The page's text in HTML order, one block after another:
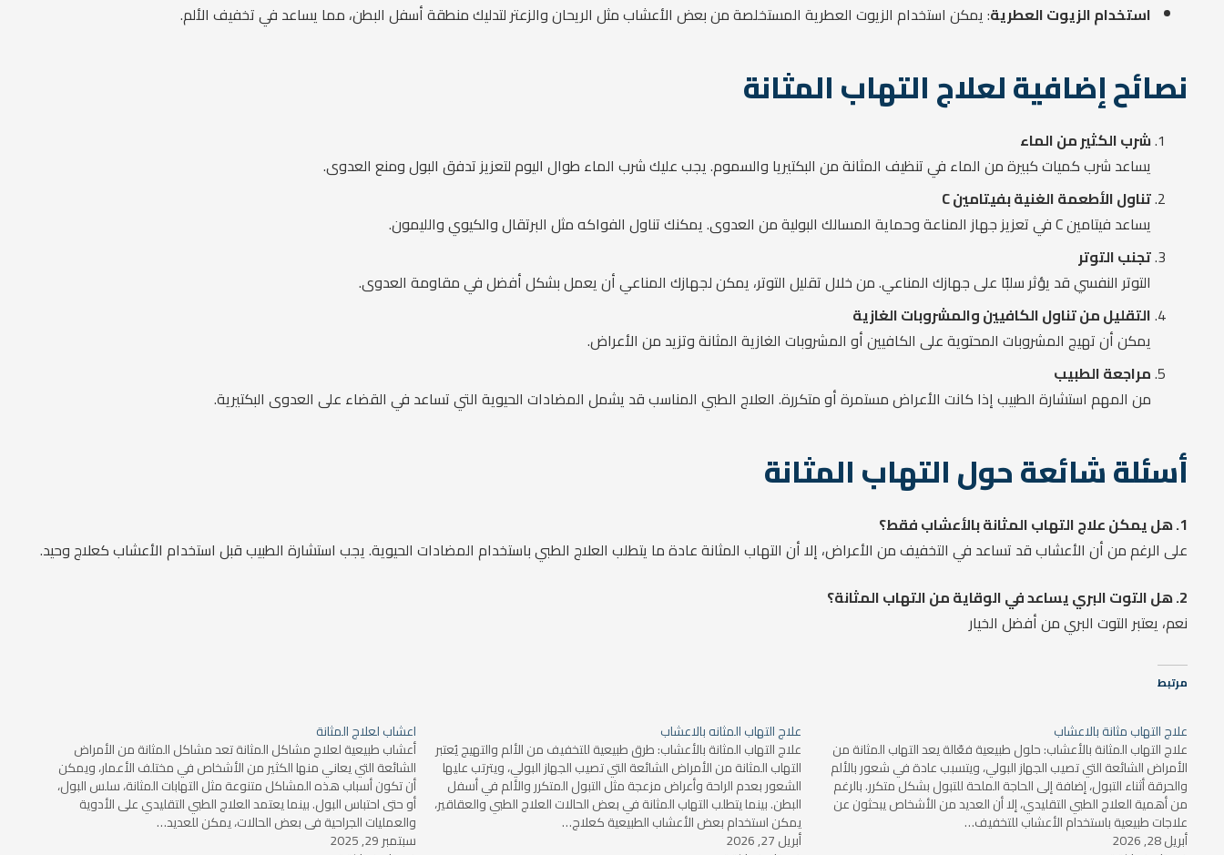
استخدام الزيوت العطرية: يمكن استخدام الزيوت العطرية المستخلصة من بعض الأعشاب مثل الريحان والزعتر لتدليك منطقة أسفل البطن، مما يساعد في تخفيف الألم.
نصائح إضافية لعلاج التهاب المثانة
شرب الكثير من الماء
يساعد شرب كميات كبيرة من الماء في تنظيف المثانة من البكتيريا والسموم. يجب عليك شرب الماء طوال اليوم لتعزيز تدفق البول ومنع العدوى.
تناول الأطعمة الغنية بفيتامين C
يساعد فيتامين C في تعزيز جهاز المناعة وحماية المسالك البولية من العدوى. يمكنك تناول الفواكه مثل البرتقال والكيوي والليمون.
تجنب التوتر
التوتر النفسي قد يؤثر سلبًا على جهازك المناعي. من خلال تقليل التوتر، يمكن لجهازك المناعي أن يعمل بشكل أفضل في مقاومة العدوى.
التقليل من تناول الكافيين والمشروبات الغازية
يمكن أن تهيج المشروبات المحتوية على الكافيين أو المشروبات الغازية المثانة وتزيد من الأعراض.
مراجعة الطبيب
من المهم استشارة الطبيب إذا كانت الأعراض مستمرة أو متكررة. العلاج الطبي المناسب قد يشمل المضادات الحيوية التي تساعد في القضاء على العدوى البكتيرية.
أسئلة شائعة حول التهاب المثانة
1. هل يمكن علاج التهاب المثانة بالأعشاب فقط؟
على الرغم من أن الأعشاب قد تساعد في التخفيف من الأعراض، إلا أن التهاب المثانة عادة ما يتطلب العلاج الطبي باستخدام المضادات الحيوية. يجب استشارة الطبيب قبل استخدام الأعشاب كعلاج وحيد.
2. هل التوت البري يساعد في الوقاية من التهاب المثانة؟
نعم، يعتبر التوت البري من أفضل الخيار
مرتبط
علاج التهاب مثانة بالاعشاب
علاج التهاب المثانة بالأعشاب: حلول طبيعية فعّالة يعد التهاب المثانة من
الأمراض الشائعة التي تصيب الجهاز البولي، ويتسبب عادة في شعور بالألم
والحرقة أثناء التبول، إضافة إلى الحاجة الملحة للتبول بشكل متكرر. بالرغم
من أهمية العلاج الطبي التقليدي، إلا أن العديد من الأشخاص يبحثون عن
علاجات طبيعية باستخدام الأعشاب للتخفيف…
أبريل 28, 2026
علاج التهاب المثانه بالاعشاب
علاج التهاب المثانة بالأعشاب: طرق طبيعية للتخفيف من الألم والتهيج يُعتبر
التهاب المثانة من الأمراض الشائعة التي تصيب الجهاز البولي، ويترتب عليها
الشعور بعدم الراحة وأعراض مزعجة مثل التبول المتكرر والألم في أسفل
البطن. بينما يتطلب التهاب المثانة في بعض الحالات العلاج الطبي والعقاقير،
يمكن استخدام بعض الأعشاب الطبيعية كعلاج…
أبريل 27, 2026
اعشاب لعلاج المثانة
أعشاب طبيعية لعلاج مشاكل المثانة تعد مشاكل المثانة من الأمراض
الشائعة التي يعاني منها الكثير من الأشخاص في مختلف الأعمار، ويمكن
أن تكون أسباب هذه المشاكل متنوعة مثل التهابات المثانة، سلس البول،
أو حتى احتباس البول. بينما يعتمد العلاج الطبي التقليدي على الأدوية
والعمليات الجراحية في بعض الحالات، يمكن للعديد…
سبتمبر 29, 2025